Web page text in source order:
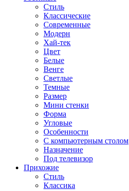
Стиль
Классические
Современные
Модерн
Хай-тек
Цвет
Белые
Венге
Светлые
Темные
Размер
Мини стенки
Форма
Угловые
Особенности
С компьютерным столом
Назначение
Под телевизор
Прихожие
Стиль
Классика